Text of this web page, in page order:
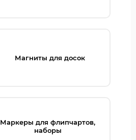
Магниты для досок
Маркеры для флипчартов,
наборы